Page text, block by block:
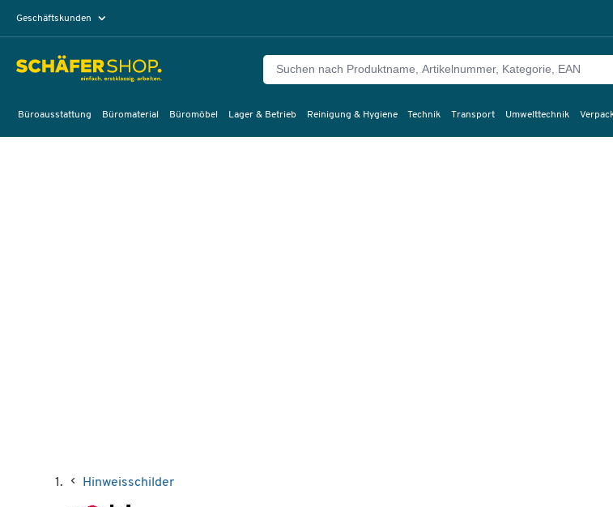
Geschäftskunden
Büroausstattung Büromaterial Büromöbel Lager & Betrieb Reinigung & Hygiene Technik Transport Umwelttechnik
Hinweisschilder